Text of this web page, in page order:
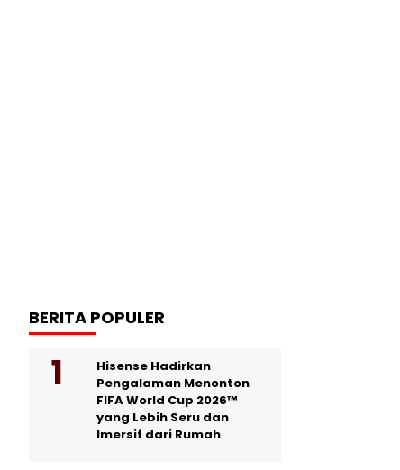
BERITA POPULER
Hisense Hadirkan
Pengalaman Menonton
FIFA World Cup 2026™
yang Lebih Seru dan
Imersif dari Rumah